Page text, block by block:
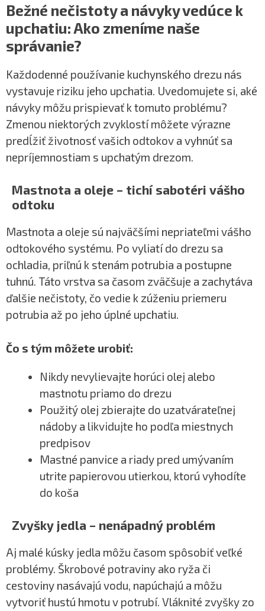
Bežné nečistoty a návyky vedúce k
upchatiu: Ako zmeníme naše
správanie?
Každodenné používanie kuchynského drezu nás
vystavuje riziku jeho upchatia. Uvedomujete si, aké
návyky môžu prispievať k tomuto problému?
Zmenou niektorých zvyklostí môžete výrazne
predĺžiť životnosť vašich odtokov a vyhnúť sa
nepríjemnostiam s upchatým drezom.
Mastnota a oleje – tichí sabotéri vášho
odtoku
Mastnota a oleje sú najväčšími nepriateľmi vášho
odtokového systému. Po vyliatí do drezu sa
ochladia, priľnú k stenám potrubia a postupne
tuhnú. Táto vrstva sa časom zväčšuje a zachytáva
ďalšie nečistoty, čo vedie k zúženiu priemeru
potrubia až po jeho úplné upchatiu.
Čo s tým môžete urobiť:
Nikdy nevylievajte horúci olej alebo
mastnotu priamo do drezu
Použitý olej zbierajte do uzatvárateľnej
nádoby a likvidujte ho podľa miestnych
predpisov
Mastné panvice a riady pred umývaním
utrite papierovou utierkou, ktorú vyhodíte
do koša
Zvyšky jedla – nenápadný problém
Aj malé kúsky jedla môžu časom spôsobiť veľké
problémy. Škrobové potraviny ako ryža či
cestoviny nasávajú vodu, napúchajú a môžu
vytvoriť hustú hmotu v potrubí. Vláknité zvyšky zo